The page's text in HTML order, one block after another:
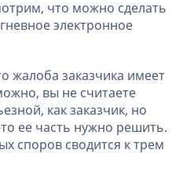
что можно сделать
электронное
жалоба заказчика имеет
вы не считаете
как заказчик, но
ее часть нужно решить.
споров сводится к трем